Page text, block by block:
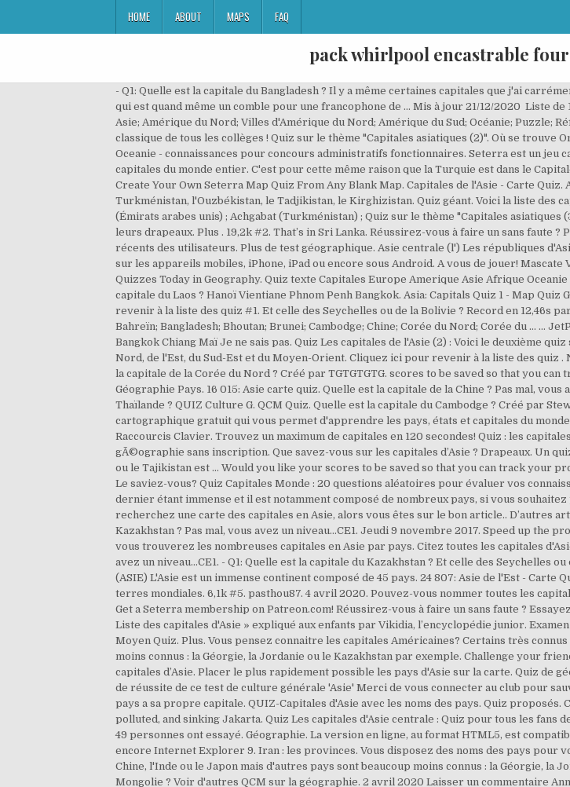
HOME ABOUT MAPS FAQ
pack whirlpool encastrable
- Q1: Quelle est la capitale du Bangladesh ? Il y a même certaines capitales que j'ai carrément apprises en anglais et dont je n'ai jamais appris le nom en français (ce qui est quand même un comble pour une francophone de … Mis à jour 21/12/2020 ️ Liste de 120 quiz de culture générale en cliquant ici . Capitales d'Europe; Afrique; Asie; Amérique du Nord; Villes d'Amérique du Nord; Amérique du Sud; Océanie; Puzzle; Réflexion; Jeu de géographie : Les pays d'Asie . Les capitales africaines, un classique de tous les collèges ! Quiz sur le thème "Capitales asiatiques (2)". Où se trouve Oman ? Score: 0 / 0. Quiz texte Capitales Europe Amerique Asie Afrique Oceanie - connaissances pour concours administratifs fonctionnaires. Seterra est un jeu cartographique gratuit qui vous permet d'apprendre les pays, états et capitales du monde entier. C'est pour cette même raison que la Turquie est dans le Capitales asiatiques (1) Publié le 02/06/2014 - 1948 parties, rédigé par gregnalex. Create Your Own Seterra Map Quiz From Any Blank Map. Capitales de l'Asie - Carte Quiz. Also, with the app, you can play offline! Elle comprend quatre Etats: le Turkménistan, l'Ouzbékistan, le Tadjikistan, le Kirghizistan. Quiz géant. Voici la liste des capitales des pays d'Asie, classées par ordre alphabétique : Abou Dhabi (Émirats arabes unis) ; Achgabat (Turkménistan) ; Quiz sur le thème "Capitales asiatiques (3)". 2. QUIZ-Capitales d'Asie avec les noms des pays. Connaissez vous leurs drapeaux. Plus . 19,2k #2. That’s in Sri Lanka. Réussirez-vous à faire un sans faute ? Placer le plus rapidement possible les pays d'Asie sur la carte.. Quiz récents des utilisateurs. Plus de test géographique. Asie centrale (l') Les républiques d'Asie centrale. Seterra fonctionne sous Windows, MacOS X, Linux et aussi sur les appareils mobiles, iPhone, iPad ou encore sous Android. A vous de jouer! Mascate Vientiane Rangoon Douchambe Quelle est la capitale du Pakistan ? Top Quizzes Today in Geography. Quiz texte Capitales Europe Amerique Asie Afrique Oceanie - connaissances pour concours administratifs fonctionnaires Quelle est la capitale du Laos ? Hanoï Vientiane Phnom Penh Bangkok. Asia: Capitals Quiz 1 - Map Quiz Game: Note: The capital of Israel is currently in dispute. Cliquez ici pour revenir à la liste des quiz #1. Et celle des Seychelles ou de la Bolivie ? Record en 12,46s par Mounis 16 fiches; Afghanistan; Arabie saoudite; Arménie; Azerbaïdjan; Bahreïn; Bangladesh; Bhoutan; Brunei; Cambodge; Chine; Corée du Nord; Corée du … … JetPunk Premium. Capitales … Téhéran Islamabad Kaboul Bagdad. Phuket Bangkok Chiang Maï Je ne sais pas. Quiz Les capitales de l'Asie (2) : Voici le deuxième quiz sur les capitales de l'Asie. 3. Citez toutes les capitales d'Asie du Sud, du Nord, de l'Est, du Sud-Est et du Moyen-Orient. Cliquez ici pour revenir à la liste des quiz . Nous contacter. Téhéran Islamabad Article de culture générale. Quelle est la capitale de la Corée du Nord ? Créé par TGTGTGTG. scores to be saved so that you can track your progress? Votre adresse de messagerie ne sera pas publiée. Géographie Pays. 16 015: Asie carte quiz. Quelle est la capitale de la Chine ? Pas mal, vous avez un niveau…CE1. Chine : les provinces. Quelle est la capitale de la Thaïlande ? QUIZ Culture G. QCM Quiz. Quelle est la capitale du Cambodge ? Créé par Stewart . Rapporter un problème ou une erreur. Seterra est un jeu cartographique gratuit qui vous permet d'apprendre les pays, états et capitales du monde entier. Créer un compte. Quiz #2. Gagnez du temps en utilisant les Raccourcis Clavier. Trouvez un maximum de capitales en 120 secondes! Quiz : les capitales d’Asie. Le quizz des capitales du Monde., Site de jeux en ligne gratuits de gÃ©ographie sans inscription. Que savez-vous sur les capitales d’Asie ? Drapeaux. Un quiz très stimulant. 5. Cependant, trouver les plus petits comme le Bhoutan ou le Tajikistan est … Would you like your scores to be saved so that you can track your progress? Quiz Capitales Asiatiques : Quelques pays d'Asie et leur capitale. Le saviez-vous? Quiz Capitales Monde : 20 questions aléatoires pour évaluer vos connaissances. Si vous recherchez une capitale sur le continent asiatique, ce dernier étant immense et il est notamment composé de nombreux pays, si vous souhaitez pouvoir retrouver toutes les capitales en un clic de souris ou si vous recherchez une carte des capitales en Asie, alors vous êtes sur le bon article.. D’autres articles vous permettront … Règles du jeu. - Q1: Quelle est la capitale du Kazakhstan ? Pas mal, vous avez un niveau…CE1. Jeudi 9 novembre 2017. Speed up the process by using this engaging multiple-choice quiz game! Dans cet article vous trouverez les nombreuses capitales en Asie par pays. Citez toutes les capitales d'Asie du Sud, du Nord, de l'Est, du Sud-Est et du Moyen-Orient. Pas mal, vous avez un niveau…CE1. - Q1: Quelle est la capitale du Kazakhstan ? Et celle des Seychelles ou de la Bolivie ? Record en 13,53s par Mounis Nouveau. Le jeu des capitales (ASIE) L'Asie est un immense continent composé de 45 pays. 24 807: Asie de l'Est - Carte Quiz. L'Asie est le continent le plus grand qui représente près de 30% des terres mondiales. 6,1k #5. pasthou87. 4 avril 2020. Pouvez-vous nommer toutes les capitales des pays d'Asie ? Trouvez un maximum de capitales en 120 secondes! Get a Seterra membership on Patreon.com! Réussirez-vous à faire un sans faute ?